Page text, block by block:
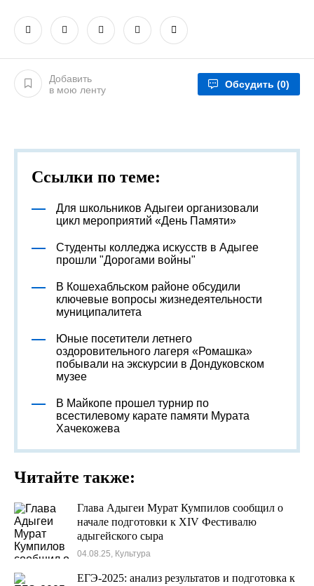
Добавить
в мою ленту
Обсудить (0)
Ссылки по теме:
Для школьников Адыгеи организовали
цикл мероприятий «День Памяти»
Студенты колледжа искусств в Адыгее
прошли "Дорогами войны"
В Кошехабльском районе обсудили
ключевые вопросы жизнедеятельности
муниципалитета
Юные посетители летнего
оздоровительного лагеря «Ромашка»
побывали на экскурсии в Дондуковском
музее
В Майкопе прошел турнир по
всестилевому карате памяти Мурата
Хачекожева
Читайте также:
Глава Адыгеи Мурат Кумпилов сообщил о
начале подготовки к XIV Фестивалю
адыгейского сыра
04.08.25, Культура
ЕГЭ-2025: анализ результатов и подготовка к